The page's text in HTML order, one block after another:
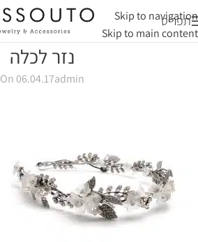
Skip to navigation
Skip to main content
תפריט
נזר לכלה
admin
On 06.04.17